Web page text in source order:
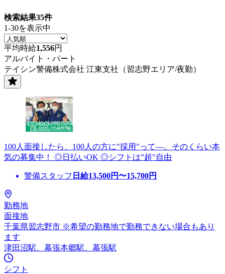
検索結果35件
1-30を表示中
平均時給1,556円
アルバイト・パート
テイシン警備株式会社 江東支社（習志野エリア/夜勤）
100人面接したら、100人の方に"採用"って―。そのくらい本
気の募集中！ ◎日払いOK ◎シフトは”超"自由
警備スタッフ 日給13,500円〜15,700円
勤務地
面接地
千葉県習志野市 ※希望の勤務地で勤務できない場合もあり
ます
津田沼駅、幕張本郷駅、幕張駅
シフト